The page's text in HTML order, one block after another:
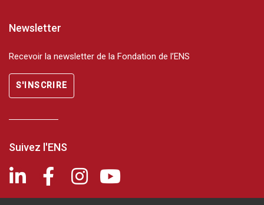
Newsletter
Recevoir la newsletter de la Fondation de l’ENS
S'INSCRIRE
Suivez l'ENS